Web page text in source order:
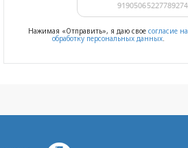
Нажимая «Отправить», я даю свое согласие на
обработку персональных данных.